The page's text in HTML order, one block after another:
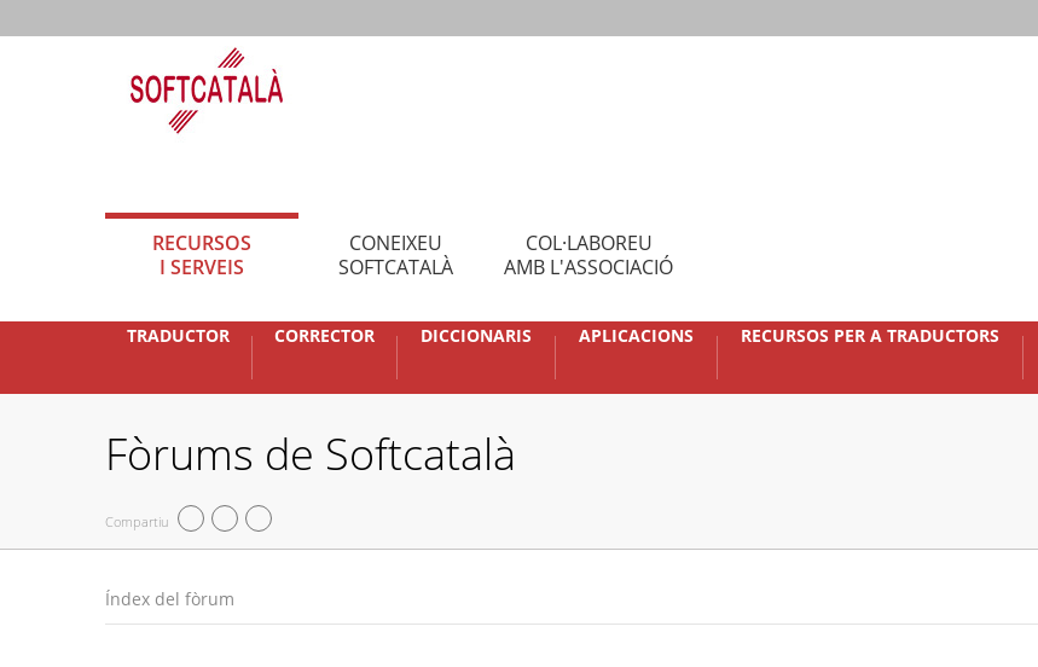
RECURSOS
I SERVEIS
CONEIXEU
SOFTCATALÀ
COL·LABOREU
AMB L'ASSOCIACIÓ
TRADUCTOR CORRECTOR DICCIONARIS APLICACIONS RECURSOS PER A TRADUCTORS
Fòrums de Softcatalà
Compartiu
Índex del fòrum